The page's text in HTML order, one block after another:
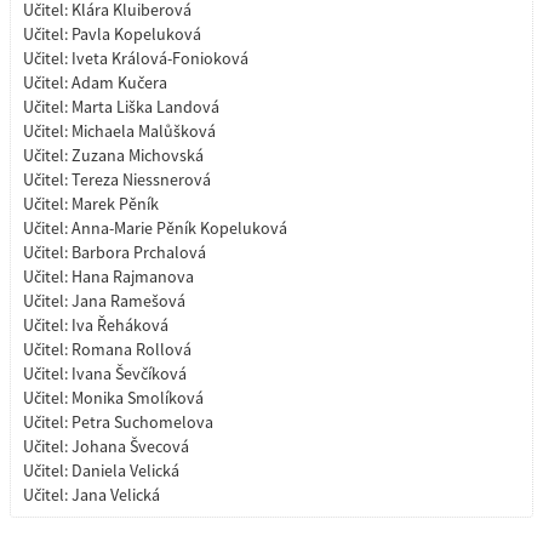
Učitel: Klára Kluiberová
Učitel: Pavla Kopeluková
Učitel: Iveta Králová-Fonioková
Učitel:Adam Kučera
Učitel: Marta Liška Landová
Učitel: Michaela Malůšková
Učitel:Zuzana Michovská
Učitel:Tereza Niessnerová
Učitel: Marek Pěník
Učitel:Anna-Marie Pěník Kopeluková
Učitel: Barbora Prchalová
Učitel: Hana Rajmanova
Učitel:Jana Ramešová
Učitel: Iva Řeháková
Učitel: Romana Rollová
Učitel: Ivana Ševčíková
Učitel: Monika Smolíková
Učitel: Petra Suchomelova
Učitel:Johana Švecová
Učitel: Daniela Velická
Učitel:Jana Velická